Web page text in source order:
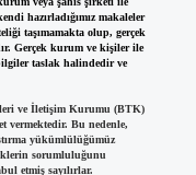
hazırladığımız makaleler
taşımamakta olup, gerçek
Gerçek kurum ve kişiler ile
taslak halindedir ve
ve İletişim Kurumu (BTK)
vermektedir. Bu nedenle,
yükümlülüğümüz
sorumluluğunu
etmiş sayılırlar.